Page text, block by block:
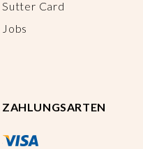
Sutter Card
Jobs
ZAHLUNGSARTEN